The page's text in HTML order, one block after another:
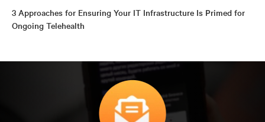
3 Approaches for Ensuring Your IT Infrastructure Is Primed for
Ongoing Telehealth